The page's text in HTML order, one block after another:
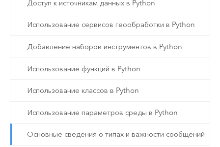
Доступ к источникам данных в Python
Использование сервисов геообработки в Python
Добавление наборов инструментов в Python
Использование функций в Python
Использование классов в Python
Использование параметров среды в Python
Основные сведения о типах и важности сообщений